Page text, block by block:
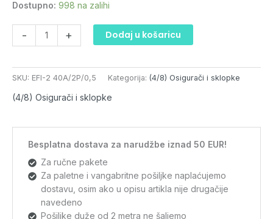
Dostupno: 998 na zalihi
-
količina
+ Dodaj u košaricu
SKU: EFI-2 40A/2P/0,5 Kategorija: (4/8) Osigurači i sklopke
(4/8) Osigurači i sklopke
Besplatna dostava za narudžbe iznad 50 EUR!
Za ručne pakete
Za paletne i vangabritne pošiljke naplaćujemo
dostavu, osim ako u opisu artikla nije drugačije
navedeno
Pošiljke duže od 2 metra ne šaljemo